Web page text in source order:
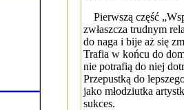
Pierwszą część
zwłaszcza trudnym
do naga i bije aż się
Trafia w końcu do
nie potrafią do niej
Przepustką do
jako młodziutka
sukces.